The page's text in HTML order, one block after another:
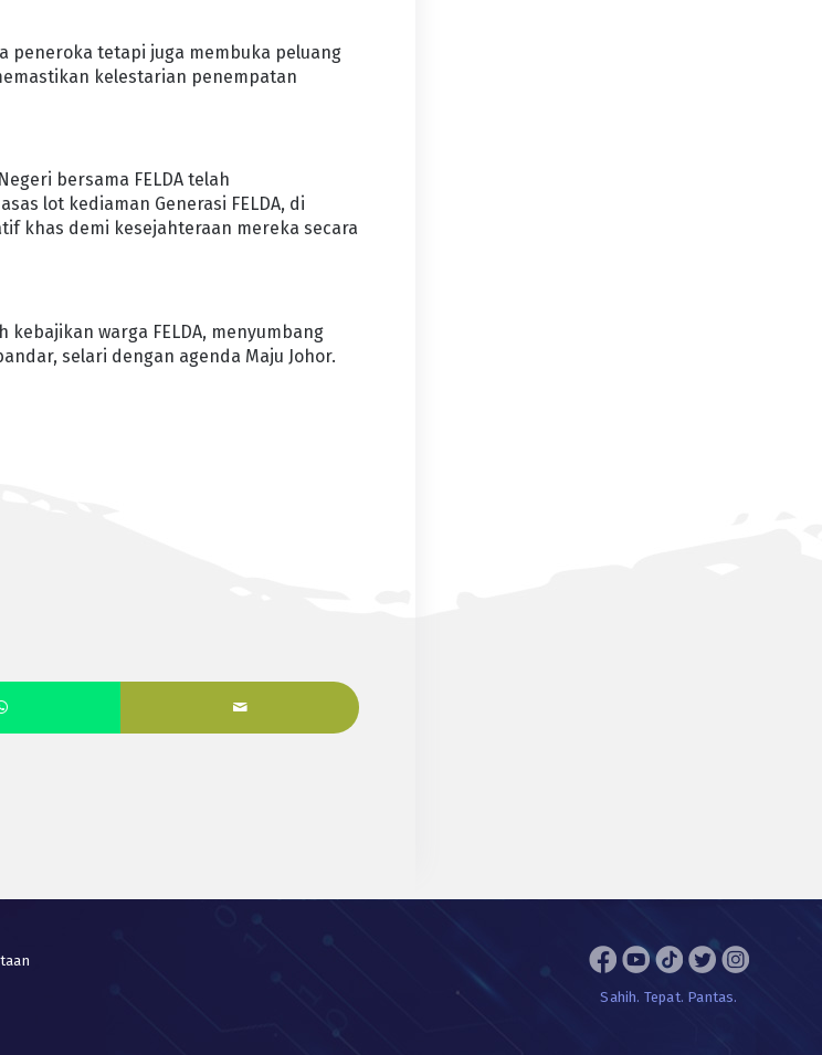
peneroka tetapi juga membuka peluang
kelestarian penempatan
bersama FELDA telah
lot kediaman Generasi FELDA, di
khas demi kesejahteraan mereka secara
warga FELDA, menyumbang
selari dengan agenda Maju Johor.
Sahih. Tepat. Pantas.